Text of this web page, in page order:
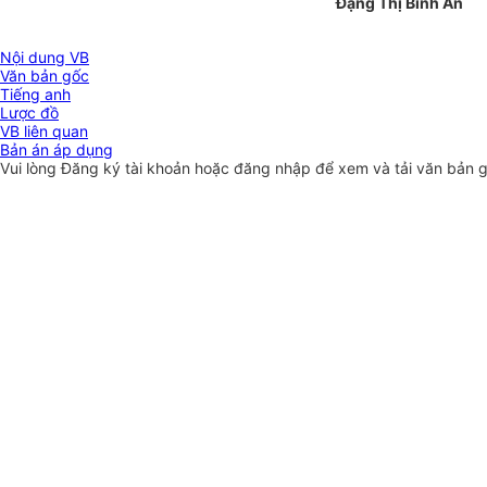
Nội dung VB
Văn bản gốc
Tiếng anh
Lược đồ
VB liên quan
Bản án áp dụng
Vui lòngĐăng ký tài khoản hoặc đăng nhập để xem và tải văn bản